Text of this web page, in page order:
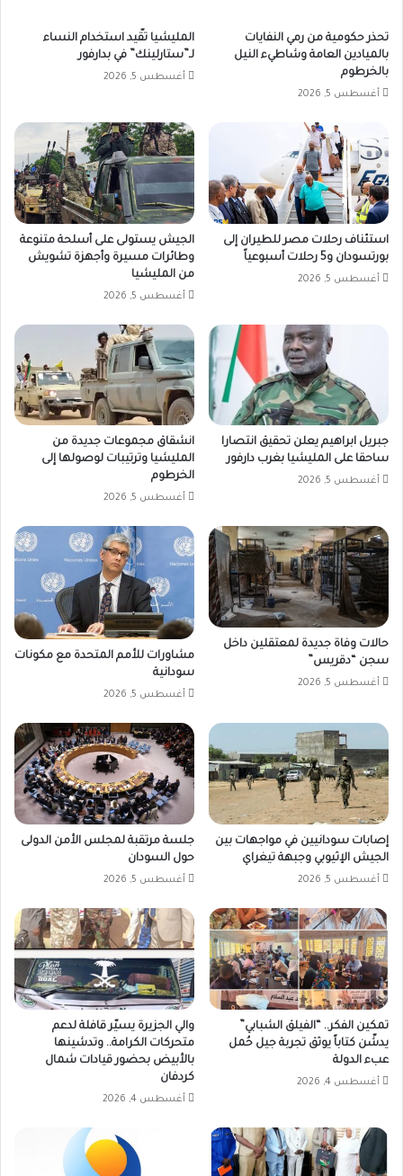
تحذر حكومية من رمي النفايات
بالميادين العامة وشاطيء النيل
بالخرطوم
أغسطس 5, 2026
المليشيا تقّيد استخدام النساء
لـ”ستارلينك” في بدارفور
أغسطس 5, 2026
استئناف رحلات مصر للطيران إلى
بورتسودان و5 رحلات أسبوعياً
أغسطس 5, 2026
الجيش يستولى على أسلحة متنوعة
وطائرات مسيرة وأجهزة تشويش
من المليشيا
أغسطس 5, 2026
جبريل ابراهيم يعلن تحقيق انتصارا
ساحقا على المليشيا بغرب دارفور
أغسطس 5, 2026
انشقاق مجموعات جديدة من
المليشيا وترتيبات لوصولها إلى
الخرطوم
أغسطس 5, 2026
حالات وفاة جديدة لمعتقلين داخل
سجن “دقريس”
أغسطس 5, 2026
مشاورات للأمم المتحدة مع مكونات
سودانية
أغسطس 5, 2026
إصابات سودانيين في مواجهات بين
الجيش الإثيوبي وجبهة تيغراي
أغسطس 5, 2026
جلسة مرتقبة لمجلس الأمن الدولى
حول السودان
أغسطس 5, 2026
تمكين الفكر.. “الفيلق الشبابي”
يدشّن كتاباً يوثق تجربة جيل حُمل
عبء الدولة
أغسطس 4, 2026
والي الجزيرة يسيّر قافلة لدعم
متحركات الكرامة.. وتدشينها
بالأبيض بحضور قيادات شمال
كردفان
أغسطس 4, 2026